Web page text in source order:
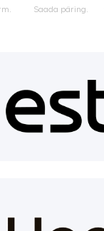
Saada päring.